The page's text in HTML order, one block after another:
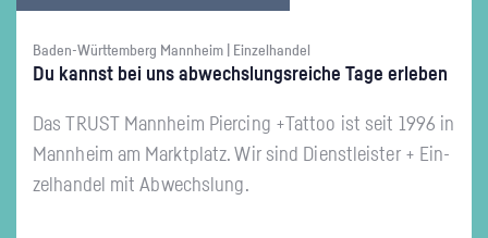
Baden-Württemberg Mannheim | Einzelhandel
Du kannst bei uns ab­wechs­lungs­rei­che Tage er­le­ben
Das TRUST Mann­heim Pier­cing +Tat­too ist seit 1996 in
Mann­heim am Markt­platz. Wir sind Dienst­leis­ter + Ein­
zel­han­del mit Ab­wechs­lung.